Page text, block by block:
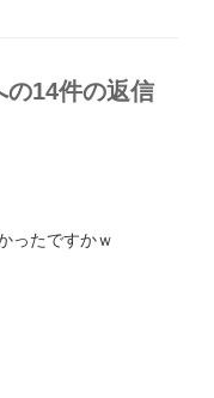
の14件の返信
ったですかｗ